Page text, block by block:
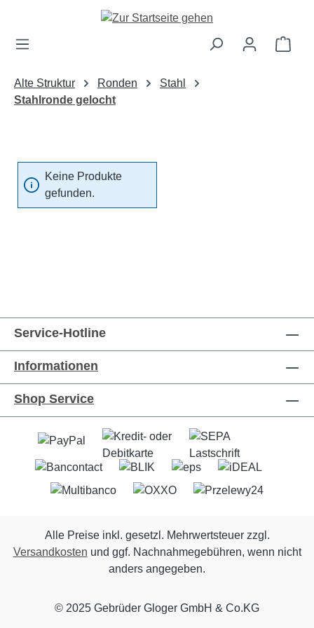
Zum Hauptinhalt springen
Alte Struktur Ronden
Stahl
Stahlronde gelocht
Keine Produkte
gefunden.
Service-Hotline
Informationen
Shop Service
Alle Preise inkl. gesetzl. Mehrwertsteuer zzgl.
Versandkosten und ggf. Nachnahmegebühren, wenn nicht
anders angegeben.
© 2025 Gebrüder Gloger GmbH & Co.KG